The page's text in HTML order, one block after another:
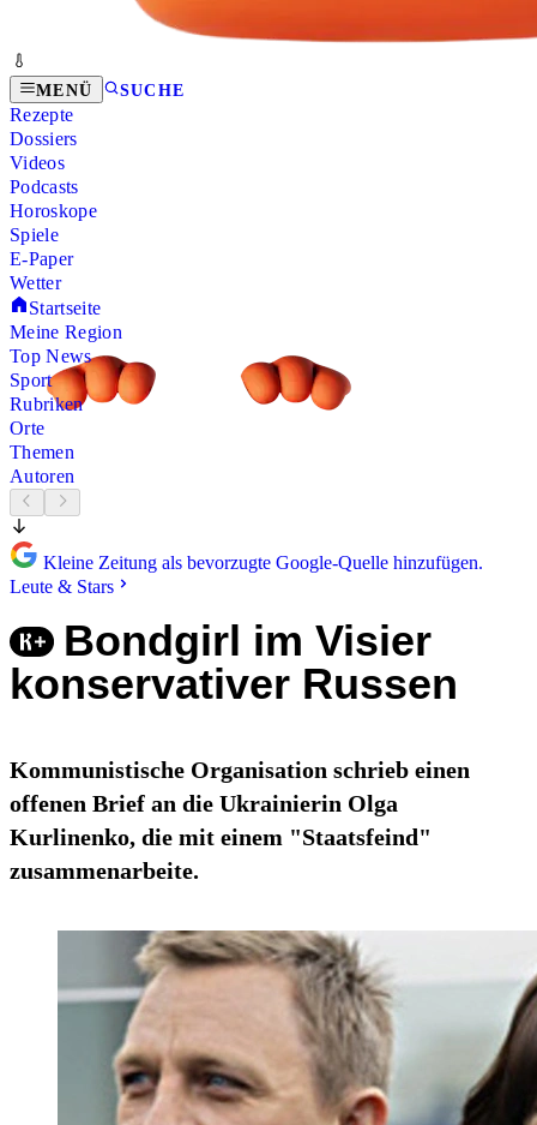
MENÜ SUCHE
Rezepte
Dossiers
Videos
Podcasts
Horoskope
Spiele
E-Paper
Wetter
Startseite
Meine Region
Top News
Sport
Rubriken
Orte
Themen
Autoren
Kleine Zeitung als bevorzugte Google-Quelle hinzufügen.
Leute & Stars
Bondgirl im Visier
konservativer Russen
Kommunistische Organisation schrieb einen
offenen Brief an die Ukrainierin Olga
Kurlinenko, die mit einem "Staatsfeind"
zusammenarbeite.